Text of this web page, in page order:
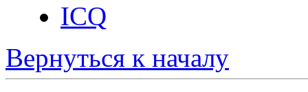
ICQ
Вернуться к началу